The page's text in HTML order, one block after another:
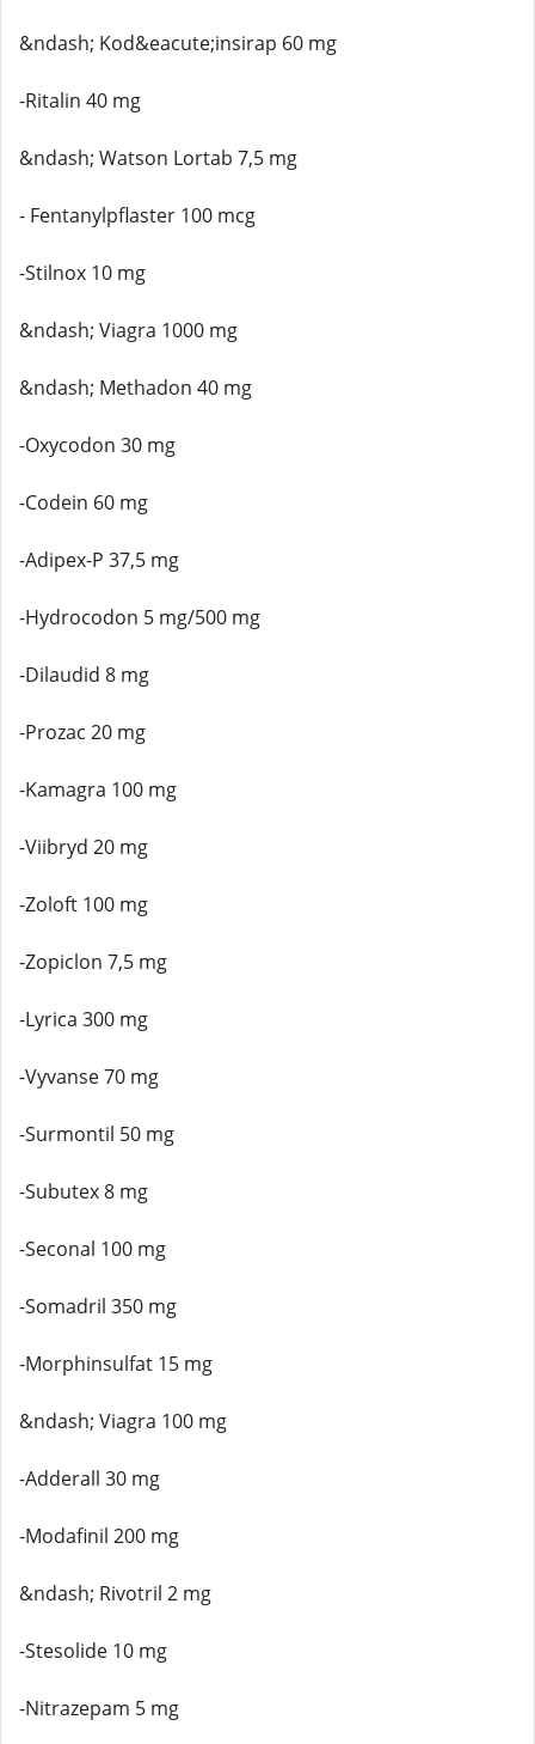
&ndash; Kod&eacute;insirap 60 mg
-Ritalin 40 mg
&ndash; Watson Lortab 7,5 mg
- Fentanylpflaster 100 mcg
-Stilnox 10 mg
&ndash; Viagra 1000 mg
&ndash; Methadon 40 mg
-Oxycodon 30 mg
-Codein 60 mg
-Adipex-P 37,5 mg
-Hydrocodon 5 mg/500 mg
-Dilaudid 8 mg
-Prozac 20 mg
-Kamagra 100 mg
-Viibryd 20 mg
-Zoloft 100 mg
-Zopiclon 7,5 mg
-Lyrica 300 mg
-Vyvanse 70 mg
-Surmontil 50 mg
-Subutex 8 mg
-Seconal 100 mg
-Somadril 350 mg
-Morphinsulfat 15 mg
&ndash; Viagra 100 mg
-Adderall 30 mg
-Modafinil 200 mg
&ndash; Rivotril 2 mg
-Stesolide 10 mg
-Nitrazepam 5 mg